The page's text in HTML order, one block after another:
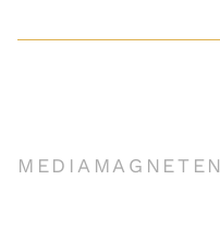
MEDIAMAGNETEN